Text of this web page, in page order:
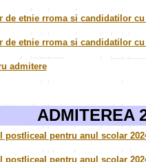
etnie rroma si candidatilor
etnie rroma si candidatilor
admitere
ADMITEREA
pentru anul scolar
pentru anul scolar